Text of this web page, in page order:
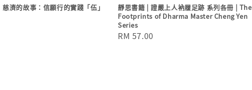
慈濟的故事：信願行的實踐「伍」
靜思書籍 | 證嚴上人衲履足跡 系列各冊 | The
Footprints of Dharma Master Cheng Yen
Series
Regular
RM 57.00